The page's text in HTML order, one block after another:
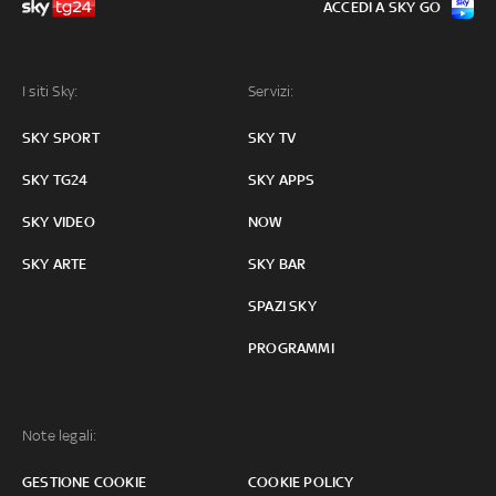
I siti Sky:
SKY SPORT
SKY TG24
SKY VIDEO
SKY ARTE
Servizi:
SKY TV
SKY APPS
NOW
SKY BAR
SPAZI SKY
PROGRAMMI
Note legali:
GESTIONE COOKIE COOKIE POLICY
ACCEDI A SKY GO